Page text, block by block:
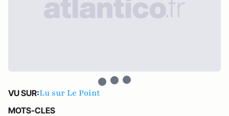
VU SUR:Lu sur Le Point
MOTS-CLES